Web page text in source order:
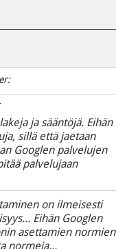
ja sääntöjä. Eihän
sillä että jaetaan
Googlen palvelujen
palvelujaan
on ilmeisesti
Eihän Googlen
asettamien normien
normeja...